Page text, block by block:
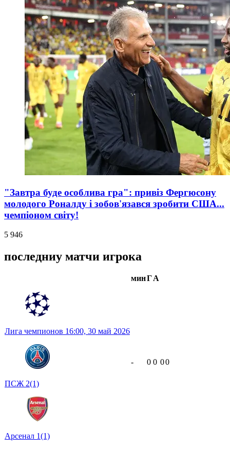
"Завтра буде особлива гра": привіз Фергюсону
молодого Роналду і зобов'язався зробити США...
чемпіоном світу!
5 946
последниу матчи игрока
минГА
Лига чемпионов 16:00, 30 май 2026
ПСЖ 2(1)
Арсенал 1(1)
- 0 0 00